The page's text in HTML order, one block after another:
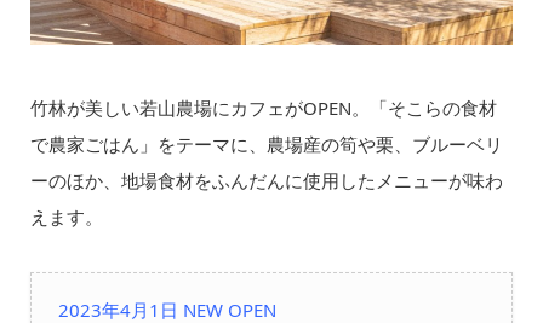
竹林が美しい若山農場にカフェがOPEN。「そこらの食材
で農家ごはん」をテーマに、農場産の筍や栗、ブルーベリ
ーのほか、地場食材をふんだんに使用したメニューが味わ
えます。
2023年4月1日 NEW OPEN